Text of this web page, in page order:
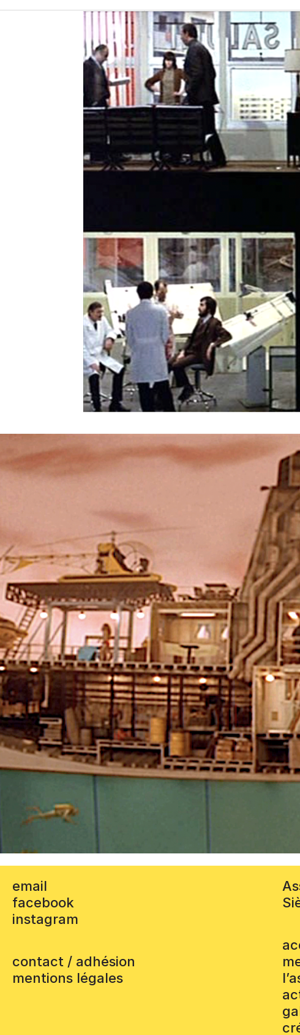
email
facebook
instagram
contact / adhésion
mentions légales